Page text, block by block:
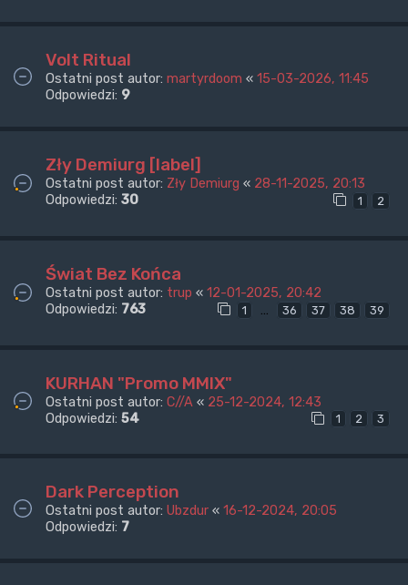
Volt Ritual
Ostatni post autor: martyrdoom « 15-03-2026, 11:45
Odpowiedzi: 9
Zły Demiurg [label]
Ostatni post autor: Zły Demiurg « 28-11-2025, 20:13
Odpowiedzi: 30 1 2
Świat Bez Końca
Ostatni post autor: trup « 12-01-2025, 20:42
Odpowiedzi: 763 1 … 36 37 38 39
KURHAN "Promo MMIX"
Ostatni post autor: C//A « 25-12-2024, 12:43
Odpowiedzi: 54 1 2 3
Dark Perception
Ostatni post autor: Ubzdur « 16-12-2024, 20:05
Odpowiedzi: 7